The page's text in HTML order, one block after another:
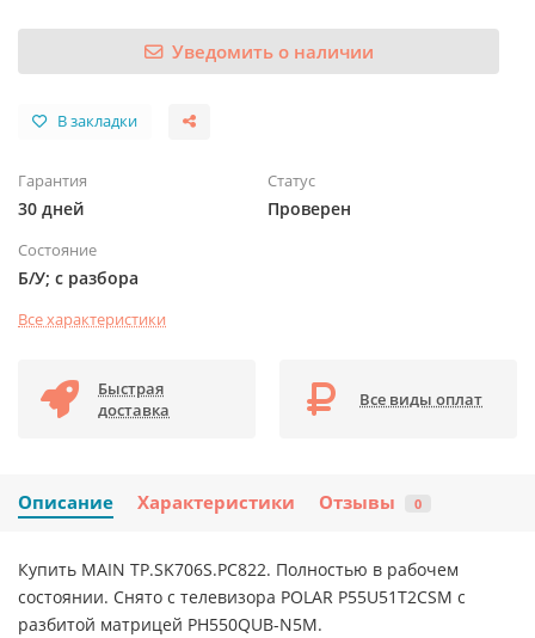
Уведомить о наличии
В закладки
Гарантия
30 дней
Статус
Проверен
Состояние
Б/У; с разбора
Все характеристики
Быстрая
доставка
Все виды оплат
Описание Характеристики Отзывы 0
Купить MAIN TP.SK706S.PC822. Полностью в рабочем
состоянии. Снято с телевизора POLAR P55U51T2CSM с
разбитой матрицей PH550QUB-N5M.